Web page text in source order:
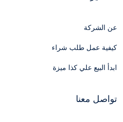
عن الشركة
كيفية عمل طلب شراء
ابدأ البيع علي كذا ميزة
تواصل معنا